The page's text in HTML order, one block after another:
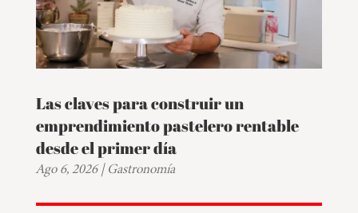
Las claves para construir un
emprendimiento pastelero rentable
desde el primer día
Ago 6, 2026|Gastronomía